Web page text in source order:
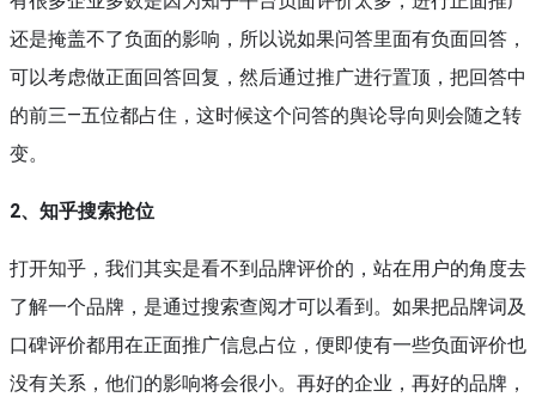
还是掩盖不了负面的影响，所以说如果问答里面有负面回答，
可以考虑做正面回答回复，然后通过推广进行置顶，把回答中
的前三—五位都占住，这时候这个问答的舆论导向则会随之转
变。
2、知乎搜索抢位
打开知乎，我们其实是看不到品牌评价的，站在用户的角度去
了解一个品牌，是通过搜索查阅才可以看到。如果把品牌词及
口碑评价都用在正面推广信息占位，便即使有一些负面评价也
没有关系，他们的影响将会很小。再好的企业，再好的品牌，